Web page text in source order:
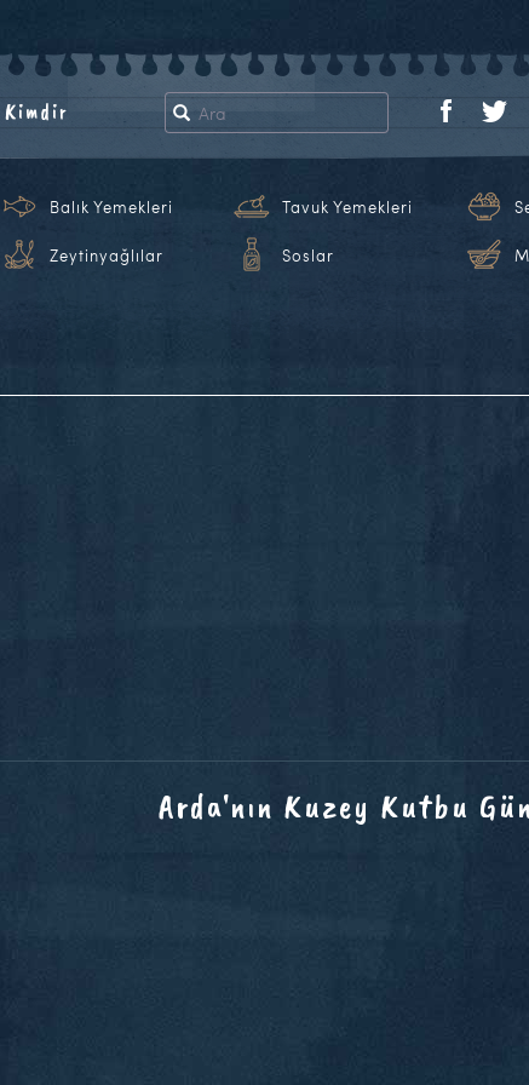
Kimdir
Balık Yemekleri Tavuk Yemekleri
Zeytinyağlılar Soslar
Arda'nın Kuzey Kutbu